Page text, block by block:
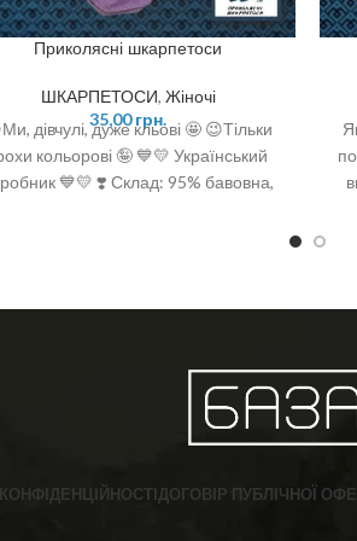
Приколясні шкарпетоси
ШКАРПЕТОСИ, Жіночі
35,00грн.
дівчулі, дуже кльові 🤩 😉Тільки
кольорові 🤪 💙💛 Український
💙💛 ❣️ Склад: 95% бавовна,
ДОГОВІР ПУБЛІЧНОЇ